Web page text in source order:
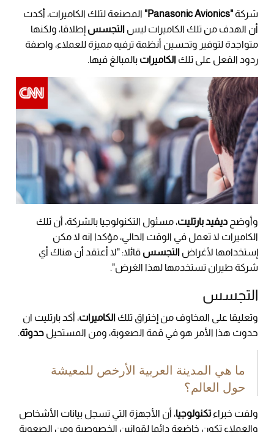
شركة "Panasonic Avionics"
المصنعة لتلك الكاميرات، أكدت
أن الهدف من تلك الكاميرات ليس التجسس إطلاقا، ولكنها
متواجدة لتوفير وتحسين أنظمة ترفيه مميزة للعملاء، واصفة
ردود الفعل على تلك الكاميرات بالمبالغ فيها.
وأوضح ديفيد بارتليت، مسئول التكنولوجيا بالشركة، أن تلك
الكاميرات لا تعمل في الوقت الحالي، مؤكدا انه لا مكن
إستخدامها لأغراض التجسس قائلا: "لا أعتقد أن هناك أي
شركة طيران تستخدمها لهذا الغرض".
التجسس
وتعليقا على المخاوف من إختراق تلك الكاميرات، أكد بارتليت ان
حدوث هذا الأمر هو في قمة الصعوبة، ومن المستحيل حدوثة.
ما هي المدينة العربية الأرخص للمعيشة
حول العالم؟
ولفت خبراء تكنولوجيا، أن الأجهزة التي تسجل بيانات الأشخاص
والعملاء تكون خاضعة دائما لقوانين الخصوصية ومن الصعوبة